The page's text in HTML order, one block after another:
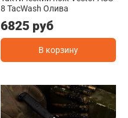
8 TacWash Олива
6825 руб
В корзину